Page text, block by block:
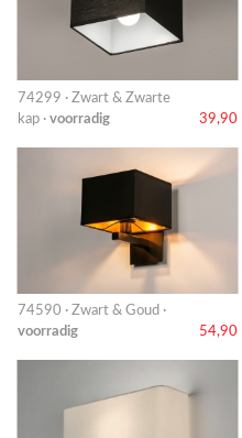
74299 · Zwart & Zwarte
kap · voorradig 39,90
74590 · Zwart & Goud ·
voorradig
54,90